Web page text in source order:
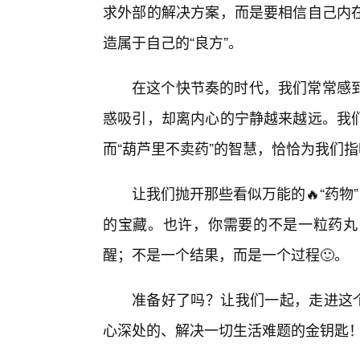
求外部的解决方案，而是要相信自己
造属于自己的“良方”。
在这个快节奏的时代，我们常常感
惑吸引，却离内心的宁静越来越远。
而“葫芦里不卖药”的智慧，恰恰为我
让我们抛开那些看似万能的🔥“药
的宝藏。也许，你需要的不是一粒药
醒；不是一个结果，而是一个过程🙂。
准备好了吗？让我们一起，走进这
心深处的、解决一切生活难题的金钥匙